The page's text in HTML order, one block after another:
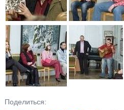
Поделиться: